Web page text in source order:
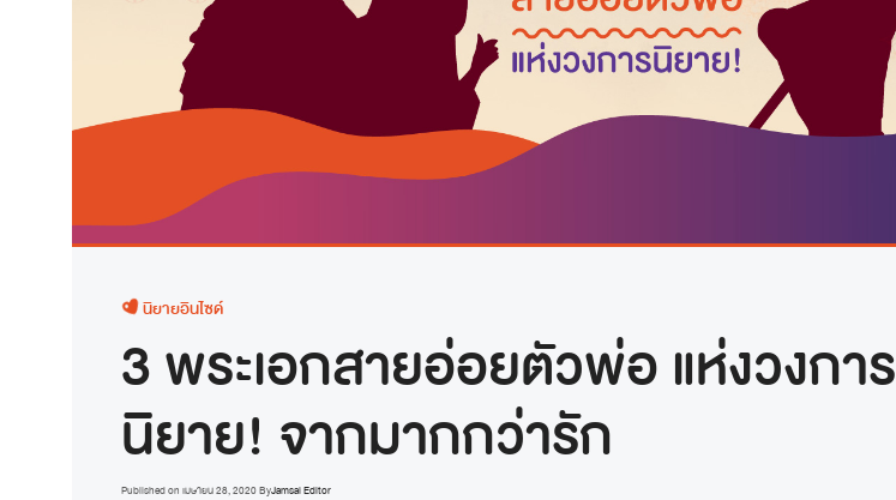
นิยายอินไซด์
3 พระเอกสายอ่อยตัวพ่อ แห่งวงการ
นิยาย! จากมากกว่ารัก
Published on เมษายน 28, 2020ByJamsai Editor